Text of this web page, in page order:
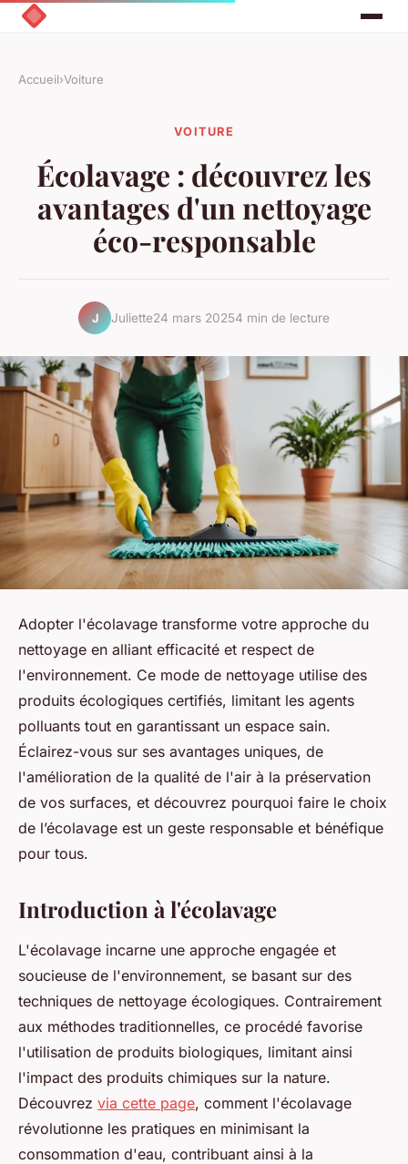
Accueil›Voiture
VOITURE
Écolavage : découvrez les
avantages d'un nettoyage
éco-responsable
J Juliette24 mars 20254 min de lecture
Adopter l'écolavage transforme votre approche du
nettoyage en alliant efficacité et respect de
l'environnement. Ce mode de nettoyage utilise des
produits écologiques certifiés, limitant les agents
polluants tout en garantissant un espace sain.
Éclairez-vous sur ses avantages uniques, de
l'amélioration de la qualité de l'air à la préservation
de vos surfaces, et découvrez pourquoi faire le choix
de l’écolavage est un geste responsable et bénéfique
pour tous.
Introduction à l'écolavage
L'écolavage incarne une approche engagée et
soucieuse de l'environnement, se basant sur des
techniques de nettoyage écologiques. Contrairement
aux méthodes traditionnelles, ce procédé favorise
l'utilisation de produits biologiques, limitant ainsi
l'impact des produits chimiques sur la nature.
Découvrez via cette page, comment l'écolavage
révolutionne les pratiques en minimisant la
consommation d'eau, contribuant ainsi à la